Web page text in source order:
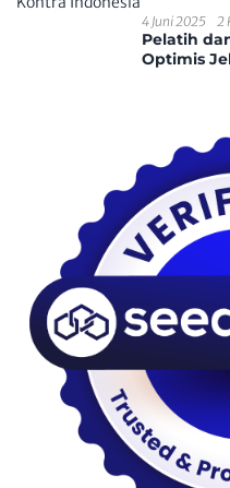
4 Juni 2025 2
Pelatih
Optimis